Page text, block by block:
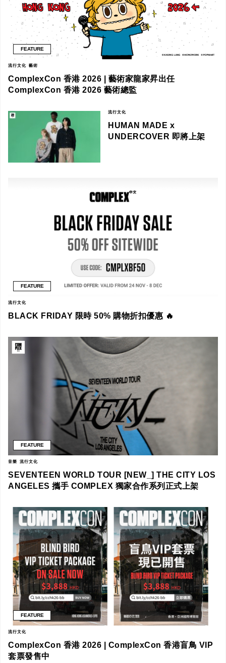
FEATURE
流行文化 藝術
ComplexCon 香港 2026 | 藝術家龍家昇出任
ComplexCon 香港 2026 藝術總監
流行文化
HUMAN MADE x
UNDERCOVER 即將上架
FEATURE
流行文化
BLACK FRIDAY 限時 50% 購物折扣優惠 🔥
FEATURE
音樂 流行文化
SEVENTEEN WORLD TOUR [NEW_] THE CITY LOS
ANGELES 攜手 COMPLEX 獨家合作系列正式上架
FEATURE
流行文化
ComplexCon 香港 2026 | ComplexCon 香港盲鳥 VIP
套票發售中